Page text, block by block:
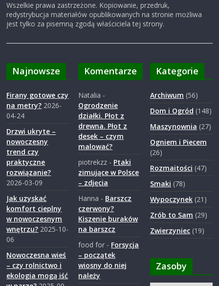
Wszelkie prawa zastrzeżone. Kopiowanie, przedruk,
redystrybucja materiałów opublikowanych na stronie możliwa
jest tylko za pisemną zgodą właściciela tej strony.
Najnowsze
Firany gotowe czy
na metry? 2026-
04-24
Drzwi ukryte –
nowoczesny
trend czy
praktyczne
rozwiązanie?
2026-03-09
Jak uzyskać
komfort cieplny
w nowoczesnym
wnętrzu? 2025-10-
06
Nowoczesna wieś
– czy rolnictwo i
ekologia mogą iść
Komentarze
Natalia -
Ogrodzenie
działki. Płot z
drewna. Płot z
desek – czym
malować?
piotrekzz - Ptaki
zimujące w Polsce
– zdjęcia
Hanna - Barszcz
czerwony?
Kiszenie buraków
na barszcz
food for - Forsycja
– początek
wiosny do niej
należy
Kategorie
Archiwum (56)
Dom i Ogród (148)
Maszynownia (27)
Ogniem i Piecem
(26)
Rozmaitości (47)
Smaki (78)
Wypoczynek(21)
Zrób to Sam (29)
Zwierzyniec(19)
Zasoby